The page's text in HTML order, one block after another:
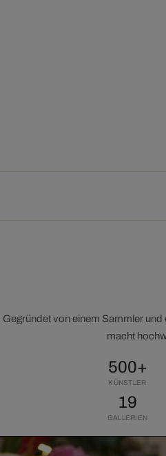
Gegründet von einem Sammler
macht
500+
KÜNSTLER
19
GALLERIEN